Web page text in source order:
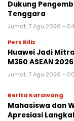
Dukung
Tenggara
Jumat, 7 Agu 2026 -
Pers Rilis
Huawei Jadi
M360 ASEAN 2026
Jumat, 7 Agu 2026 -
Berita Karawang
Mahasiswa dan
Apresiasi